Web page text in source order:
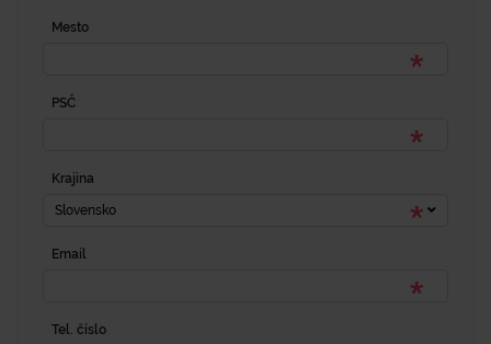
Mesto
PSČ
Krajina
Slovensko
Email
Tel. číslo